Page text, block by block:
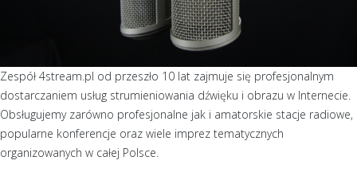
Zespół 4stream.pl od przeszło 10 lat zajmuje się profesjonalnym
dostarczaniem usług strumieniowania dźwięku i obrazu w Internecie.
Obsługujemy zarówno profesjonalne jak i amatorskie stacje radiowe,
popularne konferencje oraz wiele imprez tematycznych
organizowanych w całej Polsce.